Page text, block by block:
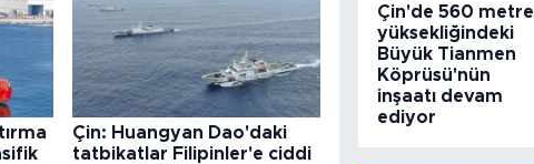
Çin: Huangyan Dao'daki
tatbikatlar Filipinler'e ciddi
Çin'de 560 metre
yüksekliğindeki
Büyük Tianmen
Köprüsü'nün
inşaatı devam
ediyor